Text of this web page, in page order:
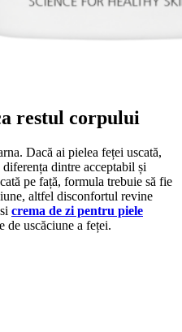
restul corpului
Dacă ai pielea feței uscată,
dintre acceptabil și
pe față, formula trebuie să fie
altfel disconfortul revine
crema de zi pentru piele
de uscăciune a feței.